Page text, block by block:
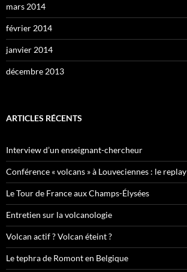
mars 2014
février 2014
janvier 2014
décembre 2013
ARTICLES RÉCENTS
Interview d’un enseignant-chercheur
Conférence « volcans » à Louveciennes : le replay
Le Tour de France aux Champs-Élysées
Entretien sur la volcanologie
Volcan actif ? Volcan éteint ?
Le tephra de Romont en Belgique